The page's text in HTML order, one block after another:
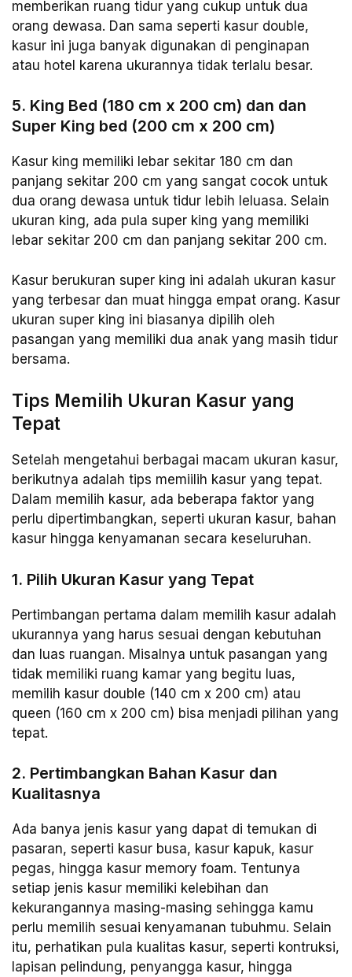
memberikan ruang tidur yang cukup untuk dua
orang dewasa. Dan sama seperti kasur double,
kasur ini juga banyak digunakan di penginapan
atau hotel karena ukurannya tidak terlalu besar.
5. King Bed (180 cm x 200 cm) dan dan
Super King bed (200 cm x 200 cm)
Kasur king memiliki lebar sekitar 180 cm dan
panjang sekitar 200 cm yang sangat cocok untuk
dua orang dewasa untuk tidur lebih leluasa. Selain
ukuran king, ada pula super king yang memiliki
lebar sekitar 200 cm dan panjang sekitar 200 cm.
Kasur berukuran super king ini adalah ukuran kasur
yang terbesar dan muat hingga empat orang. Kasur
ukuran super king ini biasanya dipilih oleh
pasangan yang memiliki dua anak yang masih tidur
bersama.
Tips Memilih Ukuran Kasur yang
Tepat
Setelah mengetahui berbagai macam ukuran kasur,
berikutnya adalah tips memiilih kasur yang tepat.
Dalam memilih kasur, ada beberapa faktor yang
perlu dipertimbangkan, seperti ukuran kasur, bahan
kasur hingga kenyamanan secara keseluruhan.
1. Pilih Ukuran Kasur yang Tepat
Pertimbangan pertama dalam memilih kasur adalah
ukurannya yang harus sesuai dengan kebutuhan
dan luas ruangan. Misalnya untuk pasangan yang
tidak memiliki ruang kamar yang begitu luas,
memilih kasur double (140 cm x 200 cm) atau
queen (160 cm x 200 cm) bisa menjadi pilihan yang
tepat.
2. Pertimbangkan Bahan Kasur dan
Kualitasnya
Ada banya jenis kasur yang dapat di temukan di
pasaran, seperti kasur busa, kasur kapuk, kasur
pegas, hingga kasur memory foam. Tentunya
setiap jenis kasur memiliki kelebihan dan
kekurangannya masing-masing sehingga kamu
perlu memilih sesuai kenyamanan tubuhmu. Selain
itu, perhatikan pula kualitas kasur, seperti kontruksi,
lapisan pelindung, penyangga kasur, hingga